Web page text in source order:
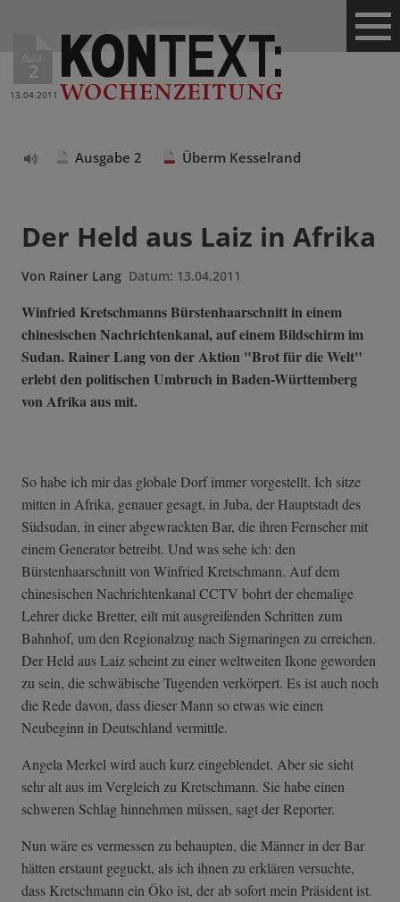
Ausg.
2
13.04.2011
Ausgabe 2 Überm Kesselrand
Der Held aus Laiz in Afrika
Von Rainer Lang Datum: 13.04.2011
Winfried Kretschmanns Bürstenhaarschnitt in einem
chinesischen Nachrichtenkanal, auf einem Bildschirm im
Sudan. Rainer Lang von der Aktion "Brot für die Welt"
erlebt den politischen Umbruch in Baden-Württemberg
von Afrika aus mit.
So habe ich mir das globale Dorf immer vorgestellt. Ich sitze
mitten in Afrika, genauer gesagt, in Juba, der Hauptstadt des
Südsudan, in einer abgewrackten Bar, die ihren Fernseher mit
einem Generator betreibt. Und was sehe ich: den
Bürstenhaarschnitt von Winfried Kretschmann. Auf dem
chinesischen Nachrichtenkanal CCTV bohrt der ehemalige
Lehrer dicke Bretter, eilt mit ausgreifenden Schritten zum
Bahnhof, um den Regionalzug nach Sigmaringen zu erreichen.
Der Held aus Laiz scheint zu einer weltweiten Ikone geworden
zu sein, die schwäbische Tugenden verkörpert. Es ist auch noch
die Rede davon, dass dieser Mann so etwas wie einen
Neubeginn in Deutschland vermittle.
Angela Merkel wird auch kurz eingeblendet. Aber sie sieht
sehr alt aus im Vergleich zu Kretschmann. Sie habe einen
schweren Schlag hinnehmen müssen, sagt der Reporter.
Nun wäre es vermessen zu behaupten, die Männer in der Bar
hätten erstaunt geguckt, als ich ihnen zu erklären versuchte,
dass Kretschmann ein Öko ist, der ab sofort mein Präsident ist.